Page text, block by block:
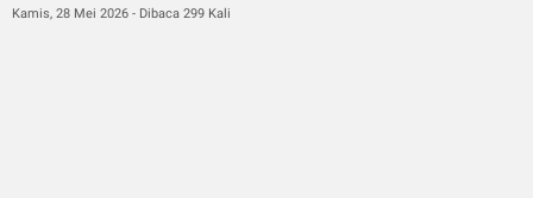
Kamis, 28 Mei 2026 - Dibaca 299 Kali